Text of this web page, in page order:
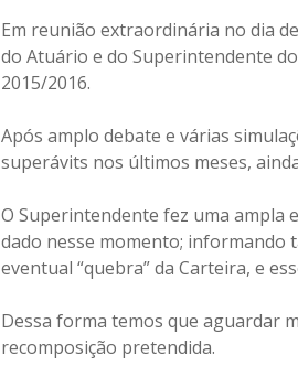
Em reunião extraordinária no dia
do Atuário e do Superintendente
2015/2016.
Após amplo debate e várias
superávits nos últimos meses,
O Superintendente fez uma ampla
dado nesse momento; informando
eventual “quebra” da Carteira, e
Dessa forma temos que aguardar
recomposição pretendida.